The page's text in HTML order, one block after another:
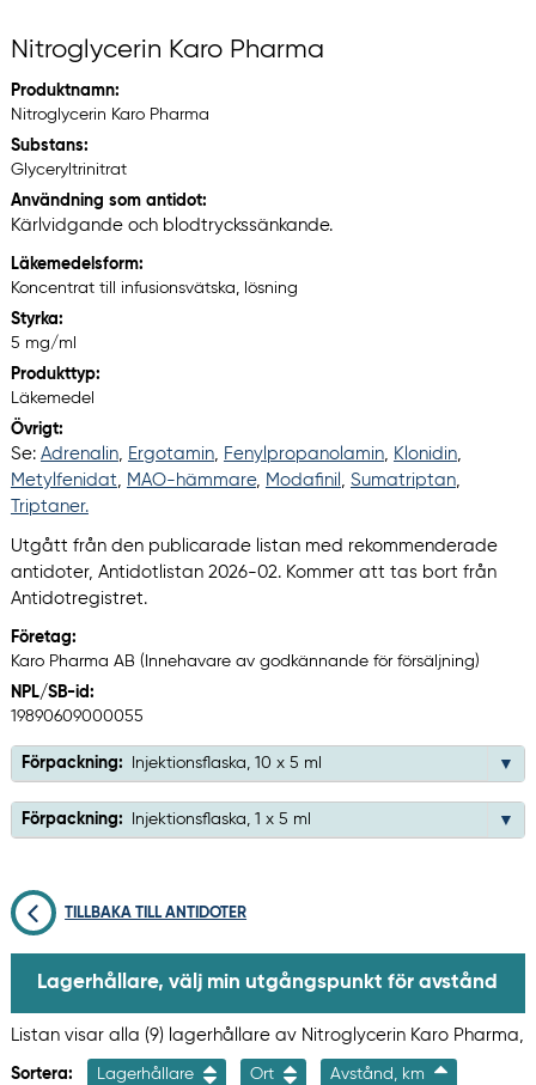
Nitroglycerin Karo Pharma
Produktnamn:
Nitroglycerin Karo Pharma
Substans:
Glyceryltrinitrat
Användning som antidot:
Kärlvidgande och blodtryckssänkande.
Läkemedelsform:
Koncentrat till infusionsvätska, lösning
Styrka:
5 mg/ml
Produkttyp:
Läkemedel
Övrigt:
Se: Adrenalin, Ergotamin, Fenylpropanolamin, Klonidin,
Metylfenidat, MAO-hämmare, Modafinil , Sumatriptan,
Triptaner.
Utgått från den publicarade listan med rekommenderade
antidoter, Antidotlistan 2026-02. Kommer att tas bort från
Antidotregistret.
Företag:
Karo Pharma AB (Innehavare av godkännande för försäljning)
NPL/SB-id:
19890609000055
Förpackning: Injektionsflaska, 10 x 5 ml
Förpackning: Injektionsflaska, 1 x 5 ml
TILLBAKA TILL ANTIDOTER
Lagerhållare, välj min utgångspunkt för avstånd
Listan visar alla (9) lagerhållare av Nitroglycerin Karo Pharma,
Sortera: Lagerhållare Ort Avstånd, km